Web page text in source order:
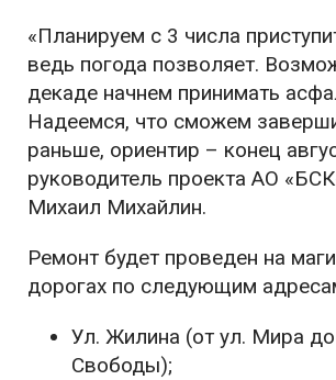
«Планируем с 3 числа
ведь погода позволяет.
декаде начнем принимать
Надеемся, что сможем
раньше, ориентир – конец
руководитель проекта АО
Михаил Михайлин.
Ремонт будет проведен на
дорогах по следующим
Ул. Жилина (от ул. Мира
Свободы);